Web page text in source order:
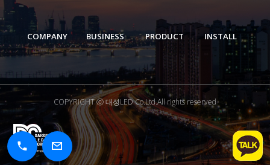
COMPANY BUSINESS PRODUCT INSTALL
COPYRIGHT ⓒ 대성LED Co.Ltd.All rights reserved